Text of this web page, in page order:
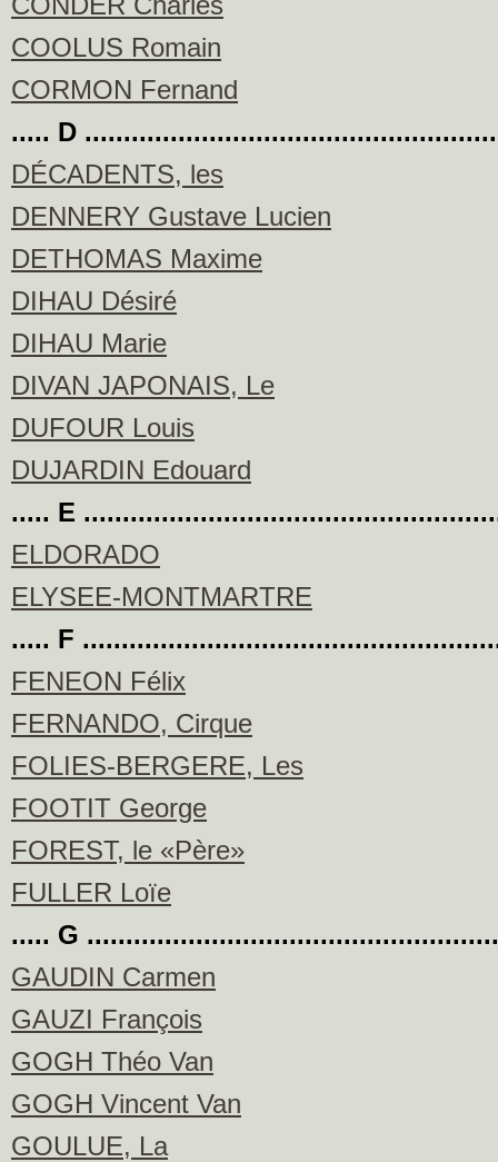
COOLUS Romain
CORMON Fernand
..... D
DÉCADENTS, les
DENNERY Gustave Lucien
DETHOMAS Maxime
DIHAU Désiré
DIHAU Marie
DIVAN JAPONAIS, Le
DUFOUR Louis
DUJARDIN Edouard
..... E
ELDORADO
ELYSEE-MONTMARTRE
..... F
FENEON Félix
FERNANDO, Cirque
FOLIES-BERGERE, Les
FOOTIT George
FOREST, le «Père»
FULLER Loïe
..... G
GAUDIN Carmen
GAUZI François
GOGH Théo Van
GOGH Vincent Van
GOULUE, La